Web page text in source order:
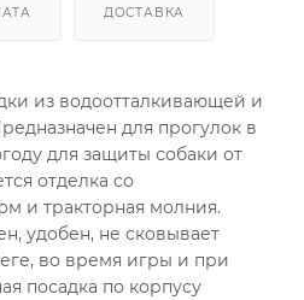
ДОСТАВКА
из водоотталкивающей и
для прогулок в
для защиты собаки от
отделка со
и тракторная молния.
удобен, не сковывает
во время игры и при
посадка по корпусу